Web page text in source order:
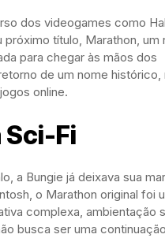
dos videogames como
título, Marathon, um
para chegar às mãos dos
de um nome histórico,
online.
Sci-Fi
a Bungie já deixava sua
o Marathon original foi
complexa, ambientação
busca ser uma